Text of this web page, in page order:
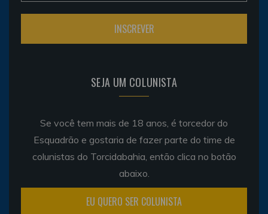
SEJA UM COLUNISTA
Se você tem mais de 18 anos, é torcedor do
Esquadrão e gostaria de fazer parte do time de
colunistas do Torcidabahia, então clica no botão
abaixo.
EU QUERO SER COLUNISTA